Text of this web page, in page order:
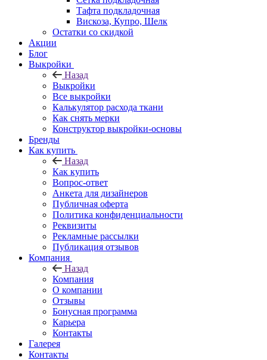
Тафта подкладочная
Вискоза, Купро, Шелк
Остатки со скидкой
Акции
Блог
Выкройки
Назад
Выкройки
Все выкройки
Калькулятор расхода ткани
Как снять мерки
Конструктор выкройки-основы
Бренды
Как купить
Назад
Как купить
Вопрос-ответ
Анкета для дизайнеров
Публичная оферта
Политика конфиденциальности
Реквизиты
Рекламные рассылки
Публикация отзывов
Компания
Назад
Компания
О компании
Отзывы
Бонусная программа
Карьера
Контакты
Галерея
Контакты